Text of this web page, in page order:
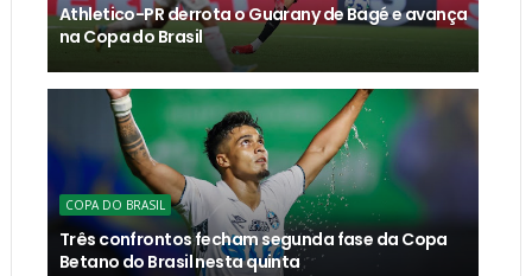
Athletico-PR derrota o Guarany de Bagé e avança
na Copa do Brasil
COPA DO BRASIL
Três confrontos fecham segunda fase da Copa
Betano do Brasil nesta quinta